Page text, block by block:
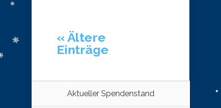
« Ältere
Einträge
Aktueller Spendenstand